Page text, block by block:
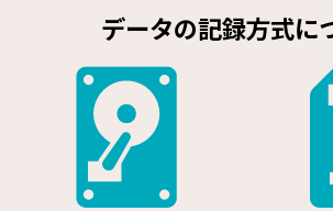
データの記録方式に